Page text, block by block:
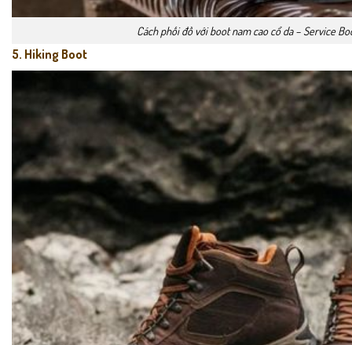
Cách phối đồ với boot nam cao cổ da – Service
5. Hiking Boot